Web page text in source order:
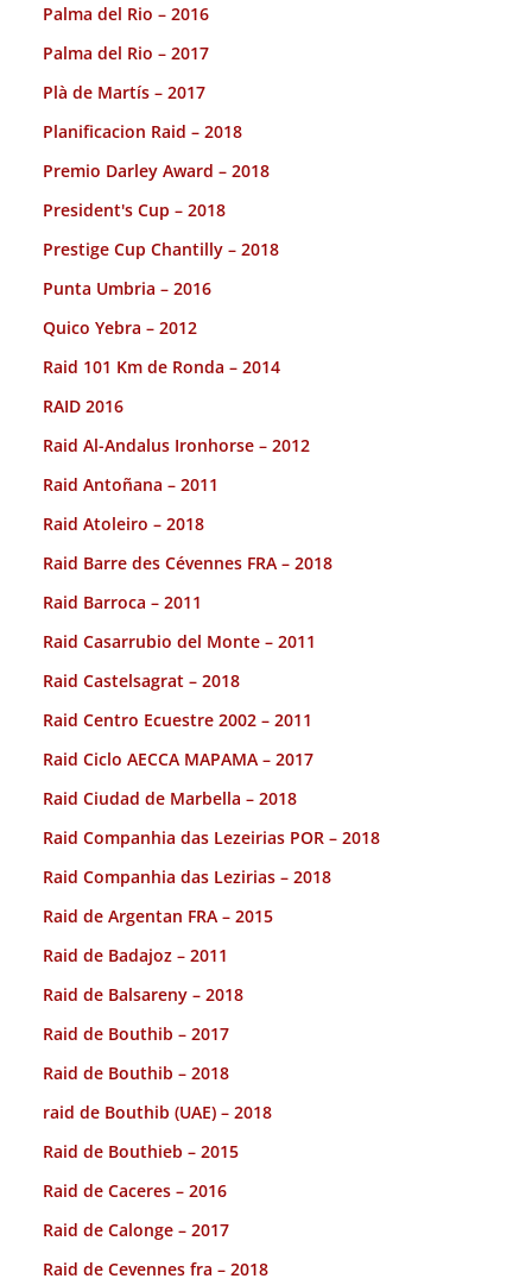
Palma del Rio – 2016
Palma del Rio – 2017
Plà de Martís – 2017
Planificacion Raid – 2018
Premio Darley Award – 2018
President's Cup – 2018
Prestige Cup Chantilly – 2018
Punta Umbria – 2016
Quico Yebra – 2012
Raid 101 Km de Ronda – 2014
RAID 2016
Raid Al-Andalus Ironhorse – 2012
Raid Antoñana – 2011
Raid Atoleiro – 2018
Raid Barre des Cévennes FRA – 2018
Raid Barroca – 2011
Raid Casarrubio del Monte – 2011
Raid Castelsagrat – 2018
Raid Centro Ecuestre 2002 – 2011
Raid Ciclo AECCA MAPAMA – 2017
Raid Ciudad de Marbella – 2018
Raid Companhia das Lezeirias POR – 2018
Raid Companhia das Lezirias – 2018
Raid de Argentan FRA – 2015
Raid de Badajoz – 2011
Raid de Balsareny – 2018
Raid de Bouthib – 2017
Raid de Bouthib – 2018
raid de Bouthib (UAE) – 2018
Raid de Bouthieb – 2015
Raid de Caceres – 2016
Raid de Calonge – 2017
Raid de Cevennes fra – 2018